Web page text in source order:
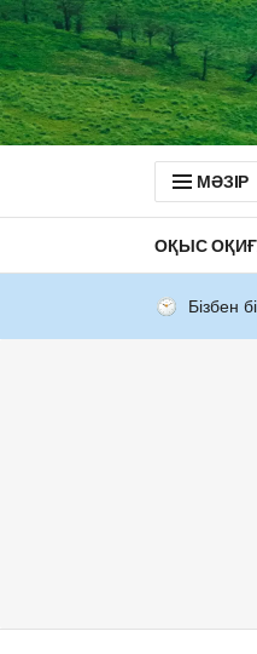
МӘЗІР
ОҚЫС
Бізбен